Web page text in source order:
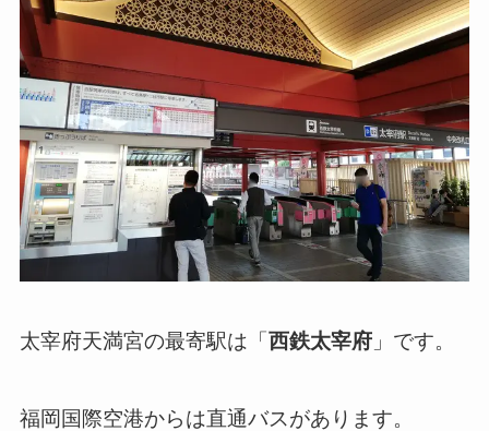
太宰府天満宮の最寄駅は「 西鉄太宰府」です。
福岡国際空港からは直通バスがあります。